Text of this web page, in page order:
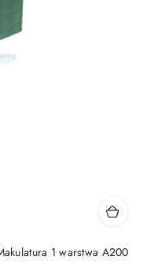
1 warstwa A200